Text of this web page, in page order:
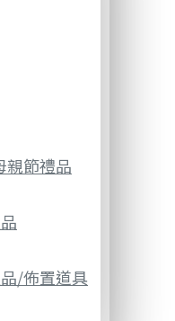
親節禮品
/佈置道具